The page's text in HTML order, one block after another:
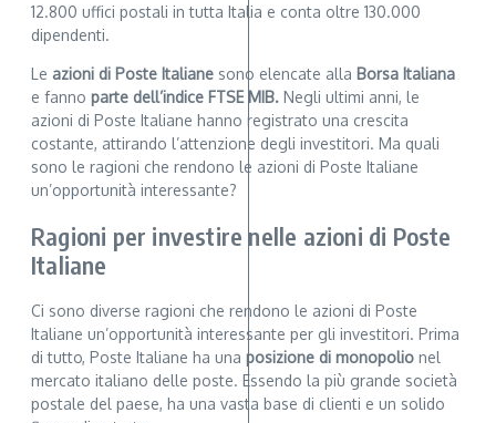
12.800 uffici postali in tutta Italia e conta oltre 130.000
dipendenti.
Le azioni di Poste Italiane sono elencate alla Borsa Italiana
e fanno parte dell’indice FTSE MIB. Negli ultimi anni, le
azioni di Poste Italiane hanno registrato una crescita
costante, attirando l’attenzione degli investitori. Ma quali
sono le ragioni che rendono le azioni di Poste Italiane
un’opportunità interessante?
Ragioni per investire nelle azioni di Poste
Italiane
Ci sono diverse ragioni che rendono le azioni di Poste
Italiane un’opportunità interessante per gli investitori. Prima
di tutto, Poste Italiane ha una posizione di monopolio nel
mercato italiano delle poste. Essendo la più grande società
postale del paese, ha una vasta base di clienti e un solido